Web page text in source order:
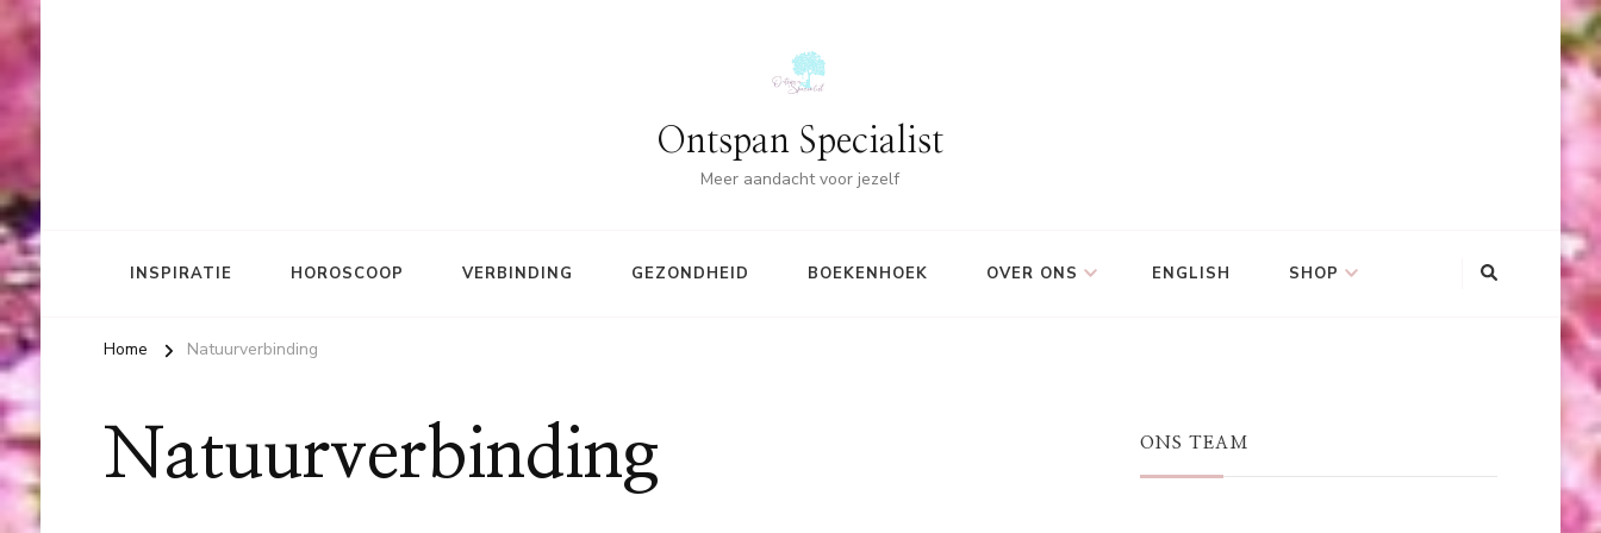
Ontspan Specialist
Meer aandacht voor jezelf
INSPIRATIE HOROSCOOP VERBINDING GEZONDHEID BOEKENHOEK OVER ONS ENGLISH SHOP
Home Natuurverbinding
Natuurverbinding ONS TEAM